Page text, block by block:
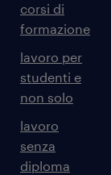
corsi di
formazione
lavoro per
studenti e
non solo
lavoro
senza
diploma